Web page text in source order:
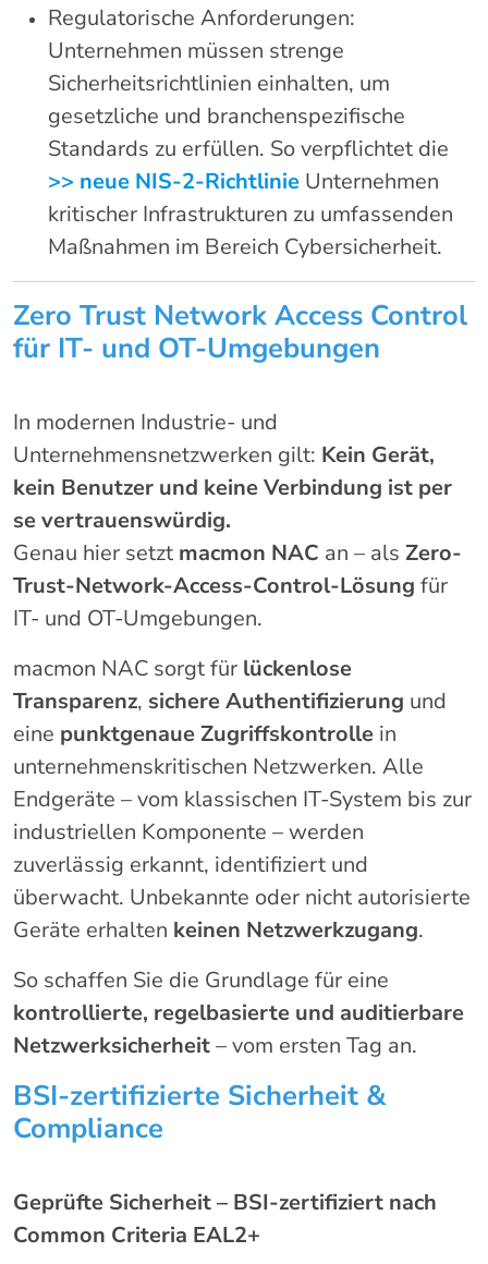
Regulatorische Anforderungen:
Unternehmen müssen strenge
Sicherheitsrichtlinien einhalten, um
gesetzliche und branchenspezifische
Standards zu erfüllen. So verpflichtet die
>> neue NIS-2-Richtlinie Unternehmen
kritischer Infrastrukturen zu umfassenden
Maßnahmen im Bereich Cybersicherheit.
Zero Trust Network Access Control
für IT- und OT-Umgebungen
In modernen Industrie- und
Unternehmensnetzwerken gilt: Kein Gerät,
kein Benutzer und keine Verbindung ist per
se vertrauenswürdig.
Genau hier setzt macmon NAC an – als Zero-
Trust-Network-Access-Control-Lösung für
IT- und OT-Umgebungen.
macmon NAC sorgt für lückenlose
Transparenz, sichere Authentifizierung und
eine punktgenaue Zugriffskontrolle in
unternehmenskritischen Netzwerken. Alle
Endgeräte – vom klassischen IT-System bis zur
industriellen Komponente – werden
zuverlässig erkannt, identifiziert und
überwacht. Unbekannte oder nicht autorisierte
Geräte erhalten keinen Netzwerkzugang.
So schaffen Sie die Grundlage für eine
kontrollierte, regelbasierte und auditierbare
Netzwerksicherheit– vom ersten Tag an.
BSI-zertifizierte Sicherheit &
Compliance
Geprüfte Sicherheit – BSI-zertifiziert nach
Common Criteria EAL2+